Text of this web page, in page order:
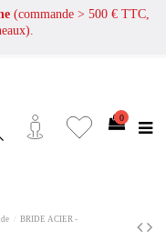
(commande > 500 € TTC,
0
BRIDE ACIER -